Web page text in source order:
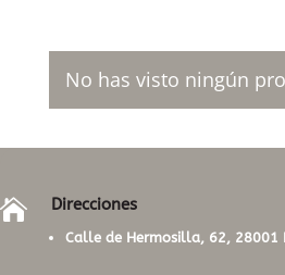
No has visto ningún
 Direcciones
Calle de Hermosilla, 62, 28001